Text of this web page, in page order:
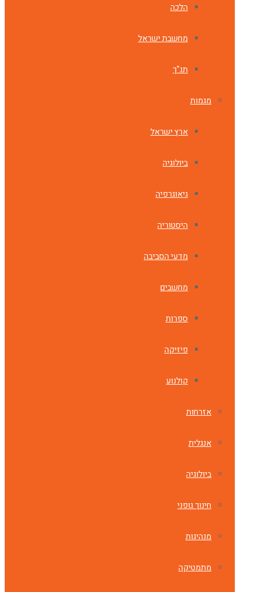
הלכה
מחשבת ישראל
תנ"ך
מגמות
ארץ ישראל
ביולוגיה
גיאוגרפיה
היסטוריה
מדעי הסביבה
מחשבים
ספרות
פיזיקה
קולנוע
אזרחות
אנגלית
ביולוגיה
חינוך גופני
מנהיגות
מתמטיקה